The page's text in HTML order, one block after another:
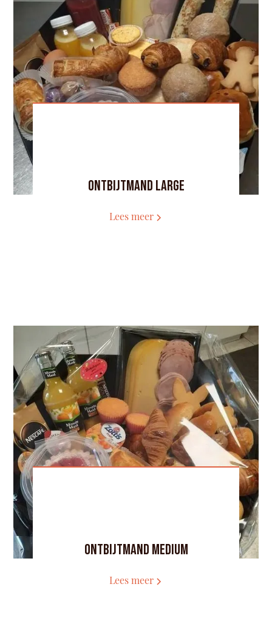
Ontbijtmand Large
Lees meer
Ontbijtmand medium
Lees meer